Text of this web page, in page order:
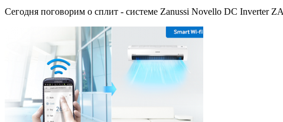
Сегодня поговорим о сплит - системе Zanussi Novello DC Inverter